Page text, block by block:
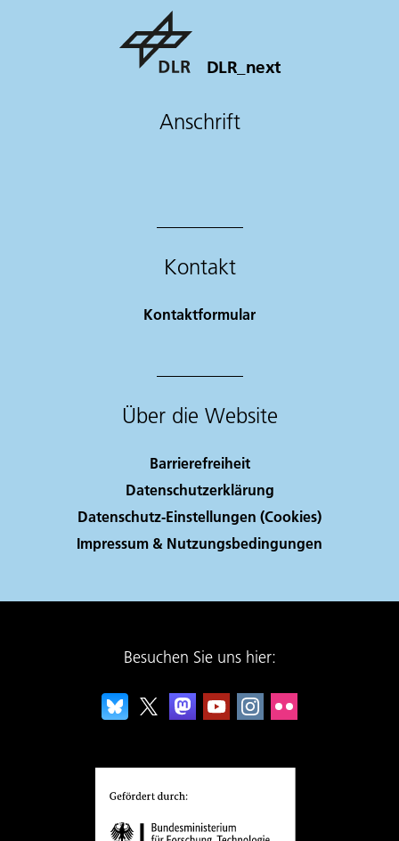
DLR_next
Anschrift
Kontakt
Kontaktformular
Über die Website
Barrierefreiheit
Datenschutzerklärung
Datenschutz-Einstellungen (Cookies)
Impressum & Nutzungsbedingungen
Besuchen Sie uns hier: